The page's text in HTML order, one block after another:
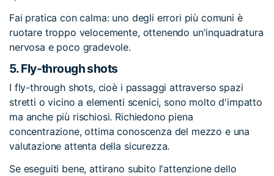
Fai pratica con calma: uno degli errori più comuni è
ruotare troppo velocemente, ottenendo un'inquadratura
nervosa e poco gradevole.
5.Fly-through shots
I fly-through shots, cioè i passaggi attraverso spazi
stretti o vicino a elementi scenici, sono molto d'impatto
ma anche più rischiosi. Richiedono piena
concentrazione, ottima conoscenza del mezzo e una
valutazione attenta della sicurezza.
Se eseguiti bene, attirano subito l'attenzione dello